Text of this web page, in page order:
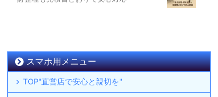
スマホ用メニュー
TOP"直営店で安心と親切を"